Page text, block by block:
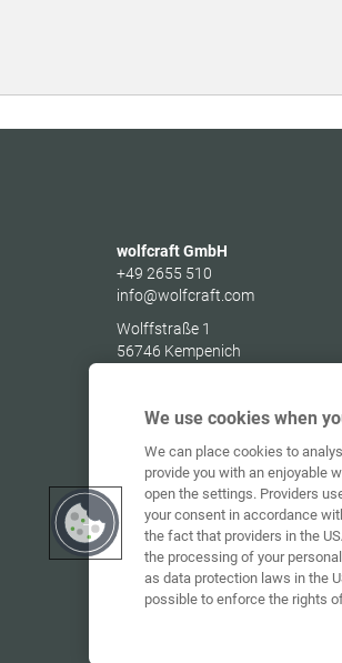
wolfcraft GmbH
+49 2655 510
info@wolfcraft.com
Wolffstraße 1
56746 Kempenich
We use cookies when
We can place cookies to
provide you with an enjoyable
open the settings. Providers
your consent in accordance
the fact that providers in the
the processing of your
as data protection laws in the
possible to enforce the rights